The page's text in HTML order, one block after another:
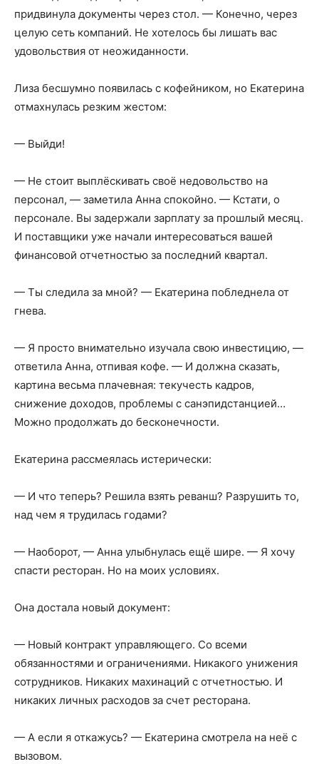
придвинула документы через стол. — Конечно, через
целую сеть компаний. Не хотелось бы лишать вас
удовольствия от неожиданности.
Лиза бесшумно появилась с кофейником, но Екатерина
отмахнулась резким жестом:
— Выйди!
— Не стоит выплёскивать своё недовольство на
персонал, — заметила Анна спокойно. — Кстати, о
персонале. Вы задержали зарплату за прошлый месяц.
И поставщики уже начали интересоваться вашей
финансовой отчетностью за последний квартал.
— Ты следила за мной? — Екатерина побледнела от
гнева.
— Я просто внимательно изучала свою инвестицию, —
ответила Анна, отпивая кофе. — И должна сказать,
картина весьма плачевная: текучесть кадров,
снижение доходов, проблемы с санэпидстанцией…
Можно продолжать до бесконечности.
Екатерина рассмеялась истерически:
— И что теперь? Решила взять реванш? Разрушить то,
над чем я трудилась годами?
— Наоборот, — Анна улыбнулась ещё шире. — Я хочу
спасти ресторан. Но на моих условиях.
Она достала новый документ:
— Новый контракт управляющего. Со всеми
обязанностями и ограничениями. Никакого унижения
сотрудников. Никаких махинаций с отчетностью. И
никаких личных расходов за счет ресторана.
— А если я откажусь? — Екатерина смотрела на неё с
вызовом.